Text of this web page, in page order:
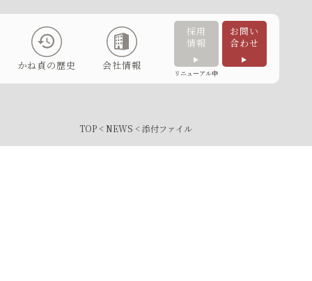
かね貞の歴史 会社情報
採用
情報
リニューアル中
お問い
合わせ
TOP < NEWS < 添付ファイル